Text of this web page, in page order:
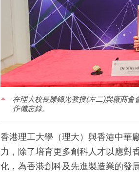
在理大校長滕錦光教授(左二)與廠商
作備忘錄。
香港理工大學（理大）與香港中華
力，除了培育更多創科人才以應對
化，為香港創科及先進製造業的發